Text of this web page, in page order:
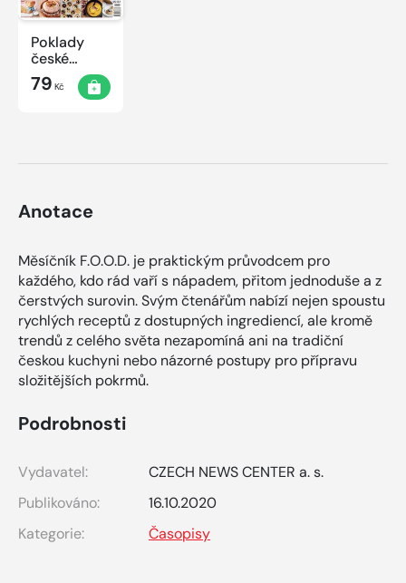
Poklady
české
kuchyně
79 Kč
Anotace
Měsíčník F.O.O.D. je praktickým průvodcem pro
každého, kdo rád vaří s nápadem, přitom jednoduše a z
čerstvých surovin. Svým čtenářům nabízí nejen spoustu
rychlých receptů z dostupných ingrediencí, ale kromě
trendů z celého světa nezapomíná ani na tradiční
českou kuchyni nebo názorné postupy pro přípravu
složitějších pokrmů.
Podrobnosti
Vydavatel:
CZECH NEWS CENTER a. s.
Publikováno:
16.10.2020
Kategorie:
Časopisy